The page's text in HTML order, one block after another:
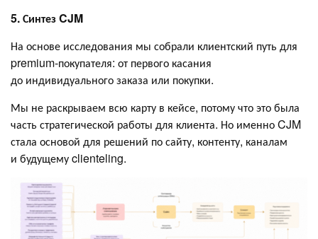
5. Синтез CJM
На основе исследования мы собрали клиентский путь для
premium-покупателя: от первого касания
до индивидуального заказа или покупки.
Мы не раскрываем всю карту в кейсе, потому что это была
часть стратегической работы для клиента. Но именно CJM
стала основой для решений по сайту, контенту, каналам
и будущему clienteling.